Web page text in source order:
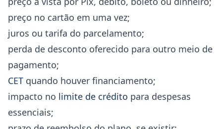
preço no cartão em uma vez;
juros ou tarifa do parcelamento;
perda de desconto oferecido para outro meio de
pagamento;
CET quando houver financiamento;
impacto no limite de crédito para despesas
essenciais;